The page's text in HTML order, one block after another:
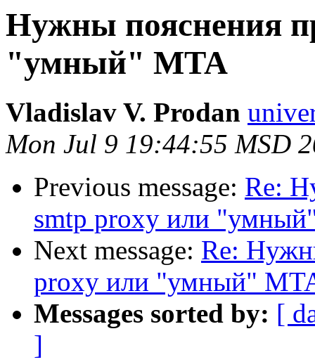
Нужны пояснения
"умный" MTA
Vladislav V. Prodan
Mon Jul 9 19:44:55 MSD
Previous message: Re:
smtp proxy или
Next message: Re:
proxy или "умный"
Messages sorted by: [
]